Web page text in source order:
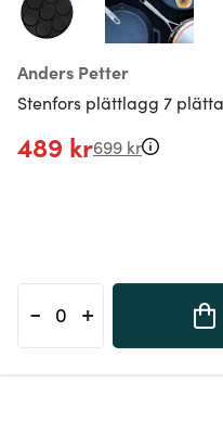
Anders Petter
Stenfors plättlagg 7
489 kr699 kr
- +